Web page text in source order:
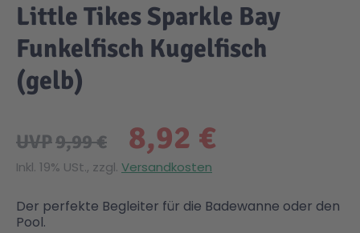
Little Tikes Sparkle Bay
Funkelfisch Kugelfisch
(gelb)
8,92 €
UVP9,99 €
Inkl. 19% USt., zzgl. Versandkosten
Der perfekte Begleiter für die Badewanne oder den
Pool.